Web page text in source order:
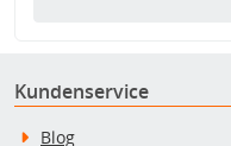
Kundenservice
Blog